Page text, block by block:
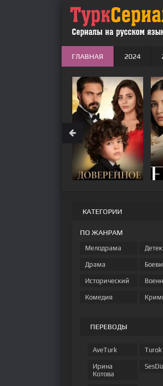
КАТЕГОРИИ
ПО ЖАНРАМ
Мелодрама
Драма
Исторический
Комедия
ПЕРЕВОДЫ
AveTurk
Ирина
Котова
ГЛАВНАЯ 2024